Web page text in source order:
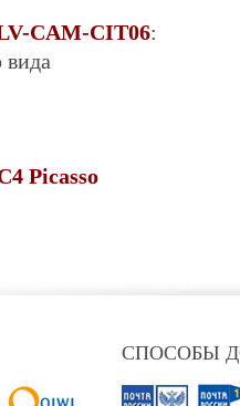
CAM-CIT06:
вида
Picasso
СПОСОБЫ